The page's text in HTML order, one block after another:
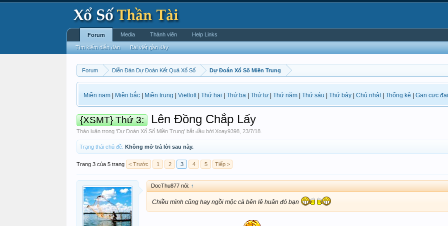
Forum Diễn Đàn Dự Đoán Kết Quả Xổ Số Dự Đoán Xổ Số Miền Trung
Miền nam Miền bắc Miền trung Vietlott| Thứ hai Thứ ba Thứ tư Thứ năm Thứ sáu Thứ bảy Chủ nhật| Thống kê Gan cực đại
{XSMT} Thứ 3: Lên Đồng Chắp Lấy
Thảo luận trong 'Dự Đoán Xổ Số Miền Trung' bắt đầu bởi Xoay9398 23/7/18
Trạng thái chủ đề: Không mở trả lời sau này.
Trang 3 của 5 trang < Trước 1 2 3 4 5 Tiếp >
DocThu877 nói: ↑
Chiều mình cũng hay ngồi mộc cà bên lê huân đó bạn
Forum
Tìm kiếm diễn đàn Bài viết gần đây
Media Thành viên Help Links